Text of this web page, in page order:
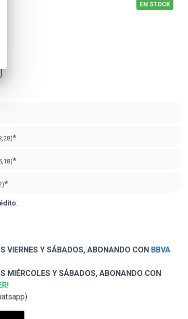
EN STOCK
*
*
*
..
VIERNES Y SÁBADOS, ABONANDO CON BBVA
MIÉRCOLES Y SÁBADOS, ABONANDO CON